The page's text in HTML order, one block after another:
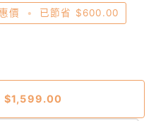
價 • 已節省 $600.00
$1,599.00